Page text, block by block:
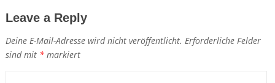
Leave a Reply
Deine E-Mail-Adresse wird nicht veröffentlicht. Erforderliche Felder
sind mit *markiert